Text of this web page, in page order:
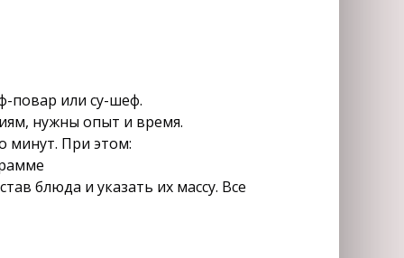
повар или су-шеф.
нужны опыт и время.
минут. При этом:
блюда и указать их массу. Все